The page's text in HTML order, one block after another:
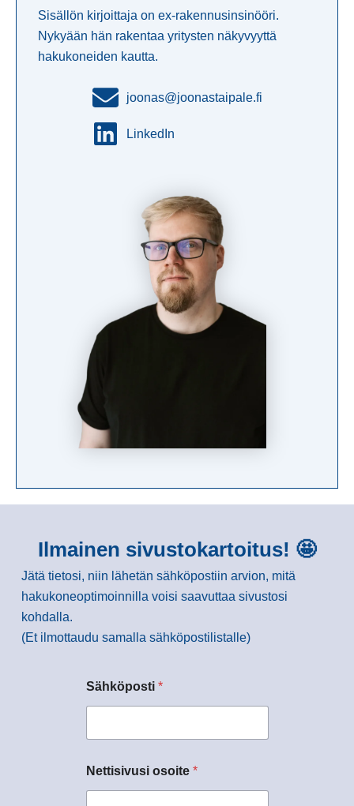
Sisällön kirjoittaja on ex-rakennusinsinööri.
Nykyään hän rakentaa yritysten näkyvyyttä
hakukoneiden kautta.
joonas@joonastaipale.fi
LinkedIn
Ilmainen sivustokartoitus! 🤩
Jätä tietosi, niin lähetän sähköpostiin arvion, mitä
hakukoneoptimoinnilla voisi saavuttaa sivustosi
kohdalla.
(Et ilmottaudu samalla sähköpostilistalle)
Sähköposti *
Nettisivusi osoite *